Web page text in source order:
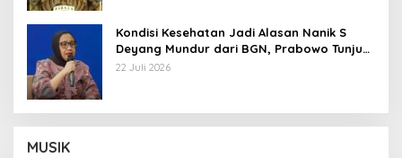
Kondisi Kesehatan Jadi Alasan Nanik S
Deyang Mundur dari BGN, Prabowo Tunjuk
Wamentan Sudaryono
22 Juli 2026
MUSIK